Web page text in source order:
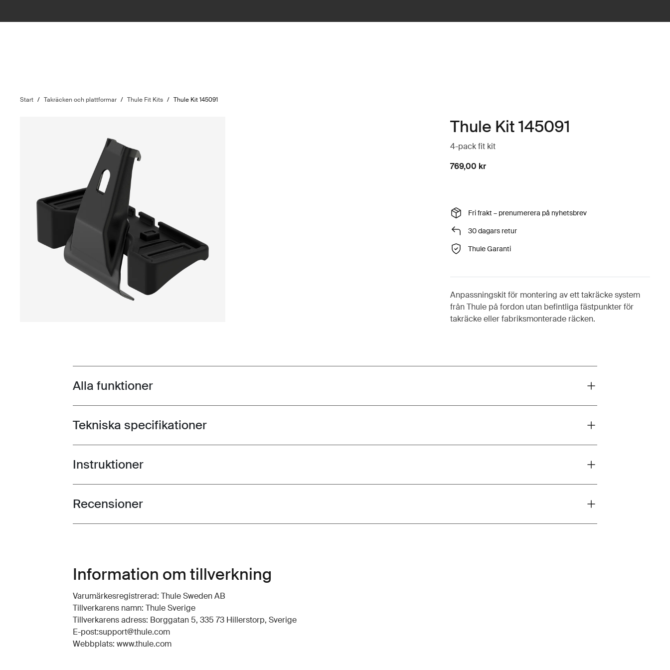
Start / Takräcken och plattformar / Thule Fit Kits / Thule Kit 145091
Thule Kit 145091
4-pack fit kit
769,00 kr
Fri frakt – prenumerera på nyhetsbrev
30 dagars retur
Thule Garanti
Anpassningskit för montering av ett takräcke system
från Thule på fordon utan befintliga fästpunkter för
takräcke eller fabriksmonterade räcken.
Toggle features
Alla funktioner
Toggle techspec
Tekniska specifikationer
Toggle guides and instructions
Instruktioner
Toggle overview
Recensioner
Information om tillverkning
Varumärkesregistrerad: Thule Sweden AB
Tillverkarens namn: Thule Sverige
Tillverkarens adress: Borggatan 5, 335 73 Hillerstorp, Sverige
E-post:support@thule.com
Webbplats: www.thule.com